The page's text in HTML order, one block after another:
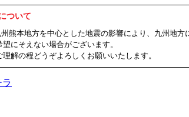
ついて
熊本地方を中心とした地震の影響により、九州地方
にそえない場合がございます。
解の程どうぞよろしくお願いいたします。